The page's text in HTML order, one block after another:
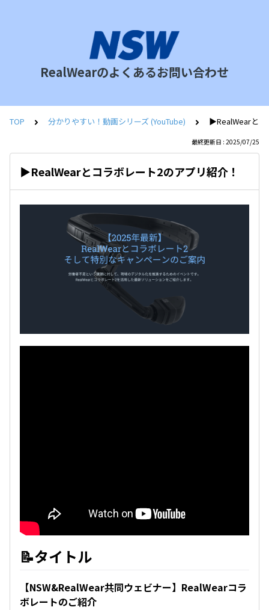
RealWearのよくあるお問い合わせ
TOP 分かりやすい！動画シリーズ (YouTube) ▶️RealWearとコ
最終更新日 : 2025/07/25
▶️RealWearとコラボレート2のアプリ紹介！
📝タイトル
【NSW&RealWear共同ウェビナー】RealWearコラ
ボレートのご紹介